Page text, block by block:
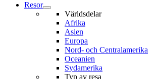
Resor
Världsdelar
Afrika
Asien
Europa
Nord- och Centralamerika
Oceanien
Sydamerika
Typ av resa